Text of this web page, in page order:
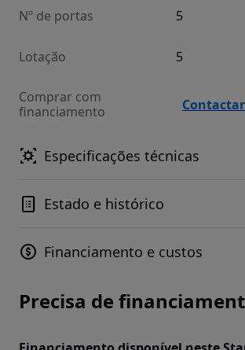
Nº de portas 5
Lotação 5
Comprar com
financiamento
Contactar
Especificações técnicas
Estado e histórico
Financiamento e custos
Precisa de